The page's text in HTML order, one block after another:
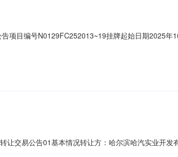
项目编号N0129FC252013~19挂牌起始日期2025年
可能。转让成交后，因权属变
交易公告01基本情况转让方：哈尔滨哈汽实业开发